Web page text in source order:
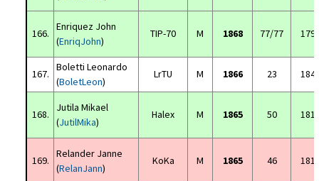
166.
Enriquez John
(EnriqJohn)
TIP-70 M 1868 77/77
167.
Boletti Leonardo
(BoletLeon)
LrTU M 1866 23
168.
Jutila Mikael
(JutilMika)
Halex M 1865 50
169.
Relander Janne
(RelanJann)
KoKa M 1865 46